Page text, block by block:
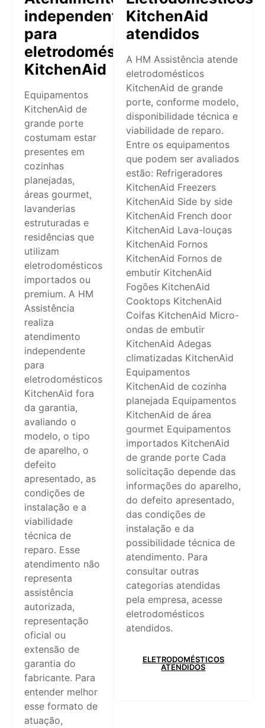
independente
para
eletrodomésticos
KitchenAid
Equipamentos
KitchenAid de
grande porte
costumam estar
presentes em
cozinhas
planejadas,
áreas gourmet,
lavanderias
estruturadas e
residências que
utilizam
eletrodomésticos
importados ou
premium. A HM
Assistência
realiza
atendimento
independente
para
eletrodomésticos
KitchenAid fora
da garantia,
avaliando o
modelo, o tipo
de aparelho, o
defeito
apresentado, as
condições de
instalação e a
viabilidade
técnica de
reparo. Esse
atendimento não
representa
assistência
autorizada,
representação
oficial ou
extensão de
garantia do
fabricante. Para
entender melhor
esse formato de
atuação,
KitchenAid
atendidos
A HM Assistência atende
eletrodomésticos
KitchenAid de grande
porte, conforme modelo,
disponibilidade técnica e
viabilidade de reparo.
Entre os equipamentos
que podem ser avaliados
estão: Refrigeradores
KitchenAid Freezers
KitchenAid Side by side
KitchenAid French door
KitchenAid Lava-louças
KitchenAid Fornos
KitchenAid Fornos de
embutir KitchenAid
Fogões KitchenAid
Cooktops KitchenAid
Coifas KitchenAid Micro-
ondas de embutir
KitchenAid Adegas
climatizadas KitchenAid
Equipamentos
KitchenAid de cozinha
planejada Equipamentos
KitchenAid de área
gourmet Equipamentos
importados KitchenAid
de grande porte Cada
solicitação depende das
informações do aparelho,
do defeito apresentado,
das condições de
instalação e da
possibilidade técnica de
atendimento. Para
consultar outras
categorias atendidas
pela empresa, acesse
eletrodomésticos
atendidos.
ELETRODOMÉSTICOS
ATENDIDOS